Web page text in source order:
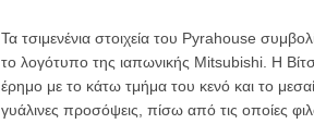
Τα τσιμενένια στοιχεία του Pyrahouse
το λογότυπο της ιαπωνικής Mitsubishi. Η
έρημο με το κάτω τμήμα του κενό και το
γυάλινες προσόψεις, πίσω από τις οποίες